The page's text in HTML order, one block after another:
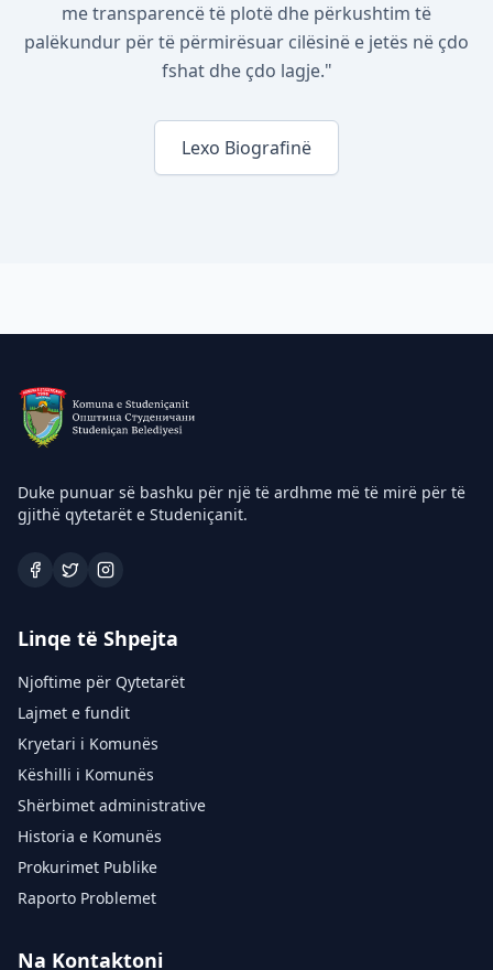
me transparencë të plotë dhe përkushtim të
palëkundur për të përmirësuar cilësinë e jetës në çdo
fshat dhe çdo lagje."
Lexo Biografinë
Duke punuar së bashku për një të ardhme më të mirë për të
gjithë qytetarët e Studeniçanit.
Linqe të Shpejta
Njoftime për Qytetarët
Lajmet e fundit
Kryetari i Komunës
Këshilli i Komunës
Shërbimet administrative
Historia e Komunës
Prokurimet Publike
Raporto Problemet
Na Kontaktoni